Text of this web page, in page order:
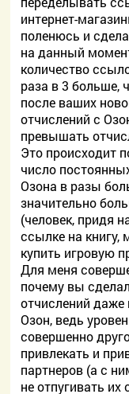
интернет-
поленюсь и
на данный
количество
раза в 3 больше,
после ваших
отчислений с
превышать
Это происходит
число
Озона в разы
значительно
(человек, придя
ссылке на книгу,
купить игровую
Для меня
почему вы
отчислений даже
Озон, ведь
совершенно
привлекать и
партнеров (а с
не отпугивать